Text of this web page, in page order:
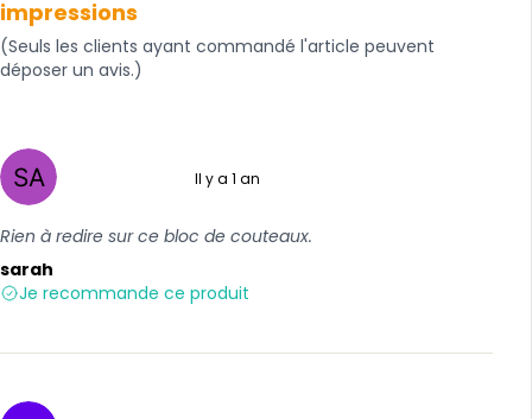
impressions
(Seuls les clients ayant commandé l'article peuvent
déposer un avis.)
Il y a 1 an
Rien à redire sur ce bloc de couteaux.
sarah
Je recommande ce produit